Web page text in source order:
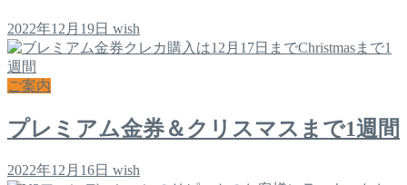
2022年12月19日 wish
ご案内
プレミアム金券＆クリスマスまで1週間
2022年12月16日 wish